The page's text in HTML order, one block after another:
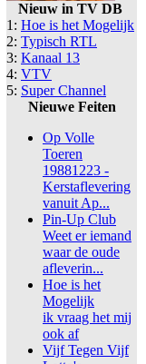
Nieuw in TV DB
1: Hoe is het Mogelijk
2: Typisch RTL
3: Kanaal 13
4: VTV
5: Super Channel
Nieuwe Feiten
Op Volle
Toeren
19881223 -
Kerstaflevering
vanuit Ap...
Pin-Up Club
Weet er iemand
waar de oude
afleverin...
Hoe is het
Mogelijk
ik vraag het mij
ook af
Vijf Tegen Vijf